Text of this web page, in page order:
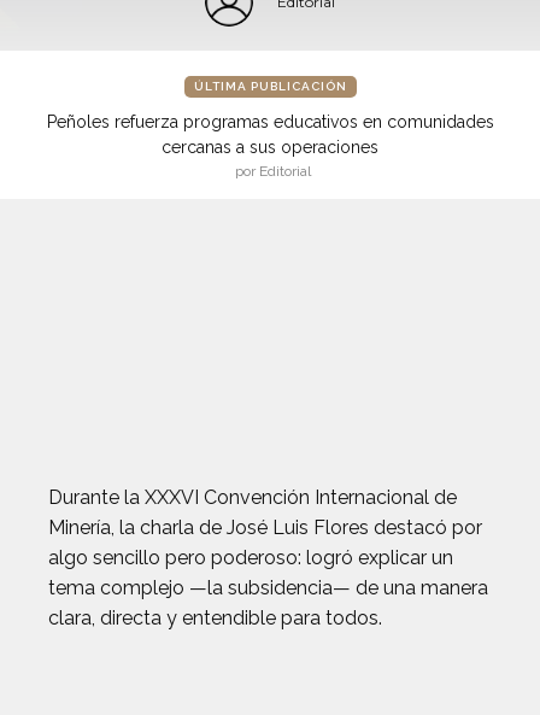
ÚLTIMA PUBLICACIÓN
Peñoles refuerza programas educativos en comunidades
cercanas a sus operaciones
por Editorial
Durante la XXXVI Convención Internacional de
Minería, la charla de José Luis Flores destacó por
algo sencillo pero poderoso: logró explicar un
tema complejo —la subsidencia— de una manera
clara, directa y entendible para todos.